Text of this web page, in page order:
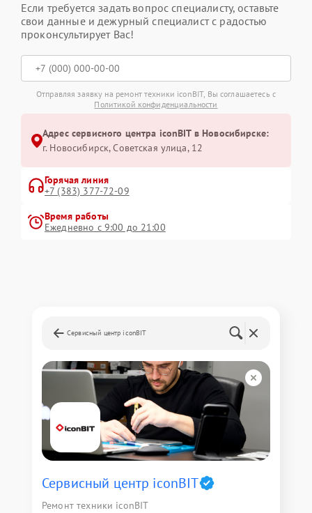
Если требуется задать вопрос специалисту, оставьте
свои данные и дежурный специалист с радостью
проконсультирует Вас!
Отправляя заявку на ремонт техники iconBIT, Вы соглашаетесь с
Политикой конфиденциальности
Адрес сервисного центра iconBIT в Новосибирске:
г. Новосибирск, Советская улица, 12
Горячая линия
+7 (383) 377-72-09
Время работы
Ежедневно с 9:00 до 21:00
Сервисный центр iconBIT
Сервисный центр iconBIT
Ремонт техники iconBIT